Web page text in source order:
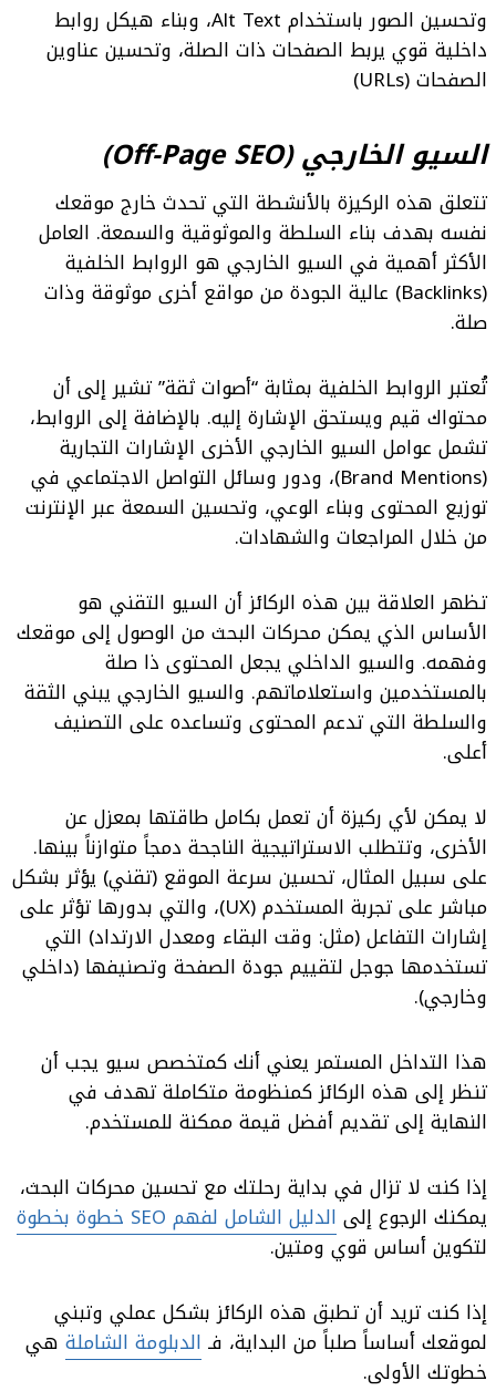
وتحسين الصور باستخدام Alt Text، وبناء هيكل روابط
داخلية قوي يربط الصفحات ذات الصلة، وتحسين عناوين
الصفحات (URLs)
السيو الخارجي (Off-Page SEO)
تتعلق هذه الركيزة بالأنشطة التي تحدث خارج موقعك
نفسه بهدف بناء السلطة والموثوقية والسمعة. العامل
الأكثر أهمية في السيو الخارجي هو الروابط الخلفية
(Backlinks) عالية الجودة من مواقع أخرى موثوقة وذات
صلة.
تُعتبر الروابط الخلفية بمثابة “أصوات ثقة” تشير إلى أن
محتواك قيم ويستحق الإشارة إليه. بالإضافة إلى الروابط،
تشمل عوامل السيو الخارجي الأخرى الإشارات التجارية
(Brand Mentions)، ودور وسائل التواصل الاجتماعي في
توزيع المحتوى وبناء الوعي، وتحسين السمعة عبر الإنترنت
من خلال المراجعات والشهادات.
تظهر العلاقة بين هذه الركائز أن السيو التقني هو
الأساس الذي يمكن محركات البحث من الوصول إلى موقعك
وفهمه. والسيو الداخلي يجعل المحتوى ذا صلة
بالمستخدمين واستعلاماتهم. والسيو الخارجي يبني الثقة
والسلطة التي تدعم المحتوى وتساعده على التصنيف
أعلى.
لا يمكن لأي ركيزة أن تعمل بكامل طاقتها بمعزل عن
الأخرى، وتتطلب الاستراتيجية الناجحة دمجاً متوازناً بينها.
على سبيل المثال، تحسين سرعة الموقع (تقني) يؤثر بشكل
مباشر على تجربة المستخدم (UX)، والتي بدورها تؤثر على
إشارات التفاعل (مثل: وقت البقاء ومعدل الارتداد) التي
تستخدمها جوجل لتقييم جودة الصفحة وتصنيفها (داخلي
وخارجي).
هذا التداخل المستمر يعني أنك كمتخصص سيو يجب أن
تنظر إلى هذه الركائز كمنظومة متكاملة تهدف في
النهاية إلى تقديم أفضل قيمة ممكنة للمستخدم.
إذا كنت لا تزال في بداية رحلتك مع تحسين محركات البحث،
يمكنك الرجوع إلى الدليل الشامل لفهم SEO خطوة بخطوة
لتكوين أساس قوي ومتين.
إذا كنت تريد أن تطبق هذه الركائز بشكل عملي وتبني
لموقعك أساساً صلباً من البداية، فـ الدبلومة الشاملة هي
خطوتك الأولى.